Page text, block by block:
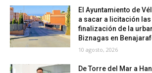
El Ayuntamiento de
a sacar a licitación
finalización de la
Biznagas en
10 agosto, 2026
De Torre del Mar a